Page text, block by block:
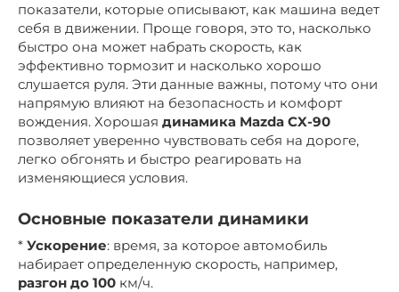
показатели, которые описывают, как машина ведет
себя в движении. Проще говоря, это то, насколько
быстро она может набрать скорость, как
эффективно тормозит и насколько хорошо
слушается руля. Эти данные важны, потому что они
напрямую влияют на безопасность и комфорт
вождения. Хорошая динамика Mazda CX-90
позволяет уверенно чувствовать себя на дороге,
легко обгонять и быстро реагировать на
изменяющиеся условия.
Основные показатели динамики
* Ускорение: время, за которое автомобиль
набирает определенную скорость, например,
разгон до 100 км/ч.